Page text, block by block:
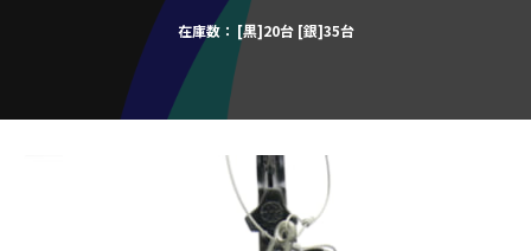
在庫数 [黒]20台 [銀]35台